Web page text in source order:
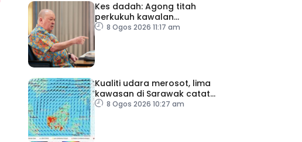
Kes dadah: Agong titah
perkukuh kawalan
lapangan terbang, pintu
8 Ogos 2026 11:17 am
Kualiti udara merosot, lima
kawasan di Sarawak catat
IPU tidak sihat
8 Ogos 2026 10:27 am